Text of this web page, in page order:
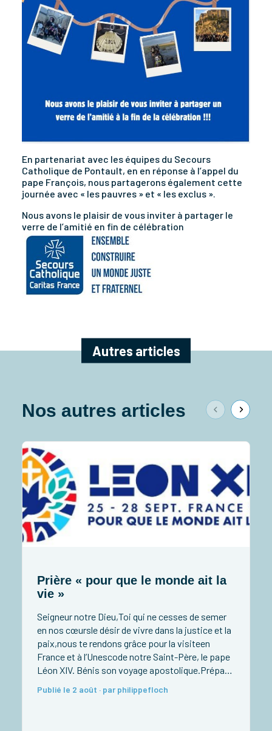
En partenariat avec les équipes du Secours
Catholique de Pontault, en en réponse à l’appel du
pape François, nous partagerons également cette
journée avec « les pauvres » et « les exclus ».
Nous avons le plaisir de vous inviter à partager le
verre de l’amitié en fin de célébration
Autres articles
Nos autres articles
Prière « pour que le monde ait la
vie »
Seigneur notre Dieu,Toi qui ne cesses de semer
en nos cœursle désir de vivre dans la justice et la
paix,nous te rendons grâce pour la visiteen
France et à l’Unescode notre Saint-Père, le pape
Léon XIV. Bénis son voyage apostolique.Prépare
recevoir ses paroles avec confiance.Apprends-
Publié le 2 août · par philippefloch